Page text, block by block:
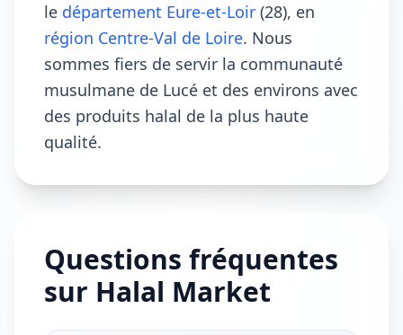
le département Eure-et-Loir (28), en
région Centre-Val de Loire. Nous
sommes fiers de servir la communauté
musulmane de Lucé et des environs avec
des produits halal de la plus haute
qualité.
Questions fréquentes
sur Halal Market